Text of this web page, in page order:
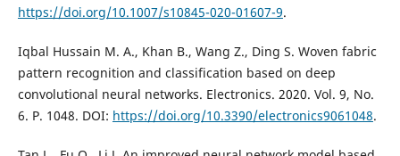
https://doi.org/10.1007/s10845-020-01607-9.
Iqbal Hussain M. A., Khan B., Wang Z., Ding S. Woven fabric
pattern recognition and classification based on deep
convolutional neural networks. Electronics. 2020. Vol. 9, No.
6. P. 1048. DOI: https://doi.org/10.3390/electronics9061048.